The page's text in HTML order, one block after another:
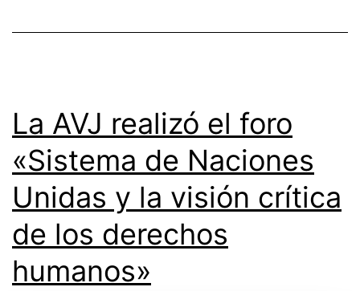
La AVJ realizó el foro
«Sistema de Naciones
Unidas y la visión crítica
de los derechos
humanos»